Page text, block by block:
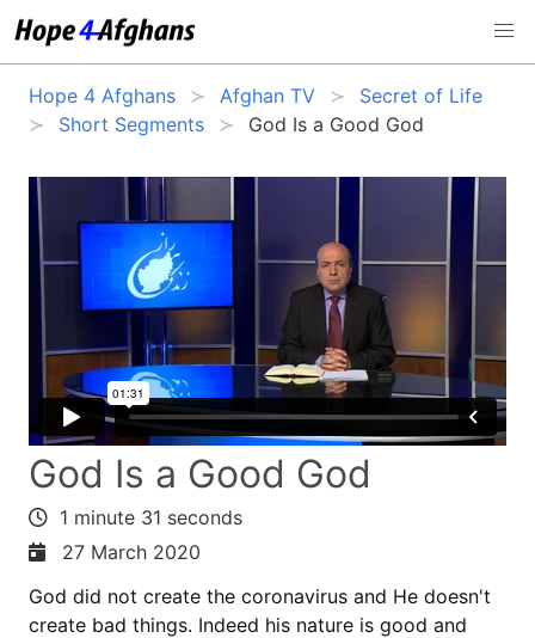
Hope 4 Afghans Afghan TV
Secret of Life
Short Segments
God Is a Good God
God Is a Good God
1 minute 31 seconds
27 March 2020
God did not create the coronavirus and He doesn't
create bad things. Indeed his nature is good and